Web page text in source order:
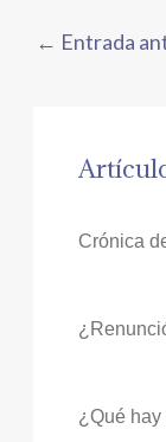
← Entrada
Crónica
¿Qué